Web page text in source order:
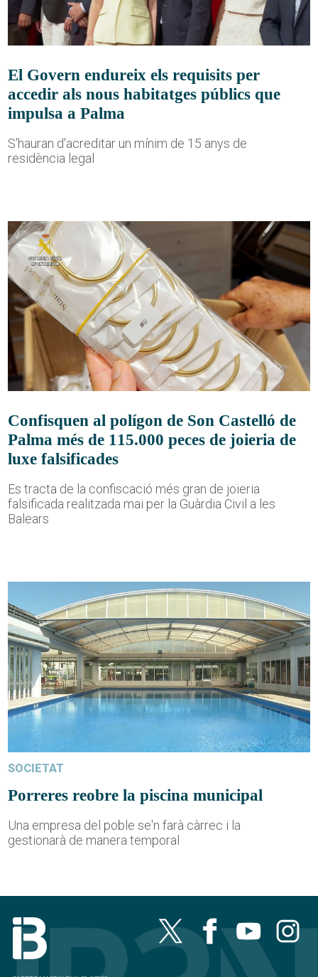
El Govern endureix els requisits per
accedir als nous habitatges públics que
impulsa a Palma
S'hauran d'acreditar un mínim de 15 anys de
residència legal
Confisquen al polígon de Son Castelló de
Palma més de 115.000 peces de joieria de
luxe falsificades
Es tracta de la confiscació més gran de joieria
falsificada realitzada mai per la Guàrdia Civil a les
Balears
SOCIETAT
Porreres reobre la piscina municipal
Una empresa del poble se'n farà càrrec i la
gestionarà de manera temporal